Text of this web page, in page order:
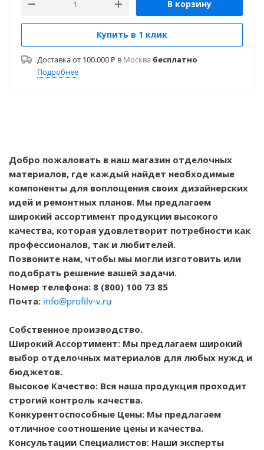
В корзину
Купить в 1 клик
Доставка от 100.000 ₽ в Москва бесплатно
Подробнее
Добро пожаловать в наш магазин отделочных
материалов, где каждый найдет необходимые
компоненты для воплощения своих дизайнерских
идей и ремонтных планов. Мы предлагаем
широкий ассортимент продукции высокого
качества, которая удовлетворит потребности как
профессионалов, так и любителей.
Позвоните нам, чтобы мы могли изготовить или
подобрать решение вашей задачи.
Номер телефона: 8 (800) 100 73 85
Почта: info@profilv-v.ru
Собственное производство.
Широкий Ассортимент: Мы предлагаем широкий
выбор отделочных материалов для любых нужд и
бюджетов.
Высокое Качество: Вся наша продукция проходит
строгий контроль качества.
Конкурентоспособные Цены: Мы предлагаем
отличное соотношение цены и качества.
Консультации Специалистов: Наши эксперты